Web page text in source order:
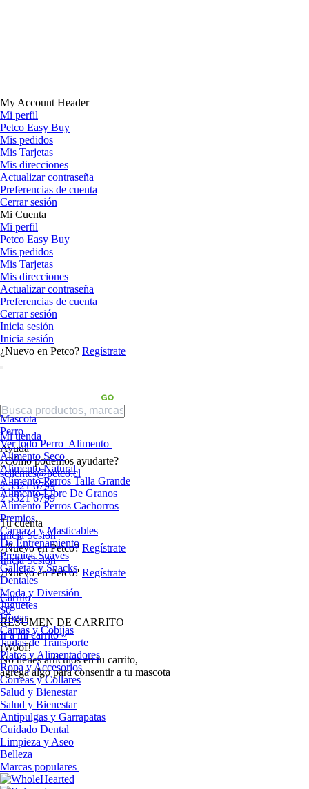
My Account Header
Mi perfil
Petco Easy Buy
Mis pedidos
Mis Tarjetas
Mis direcciones
Actualizar contraseña
Preferencias de cuenta
Cerrar sesión
Mi Cuenta
Mi perfil
Petco Easy Buy
Mis pedidos
Mis Tarjetas
Mis direcciones
Actualizar contraseña
Preferencias de cuenta
Cerrar sesión
Inicia sesión
Inicia sesión
¿Nuevo en Petco? Regístrate
Mi tienda
Ayuda
¿Cómo podemos ayudarte?
sclientes@petco.cl
2 3321 6799
2 3321 6799
Tu cuenta
Inicia Sesión
¿Nuevo en Petco? Regístrate
Inicia Sesión
¿Nuevo en Petco? Regístrate
Carrito
$0
RESUMEN DE CARRITO
Ir a mi carrito »
¡Woof!
No tíenes artículos en tu carrito,
agrega algo para consentir a tu mascota
Mascota
Perro
Ver todo Perro Alimento
Alimento Seco
Alimento Natural
Alimento Perros Talla Grande
Alimento Libre De Granos
Alimento Perros Cachorros
Premios
Carnaza y Masticables
De Entrenamiento
Premios Suaves
Galletas y Snacks
Dentales
Moda y Diversión
Juguetes
Hogar
Camas y Cobijas
Jaulas de Transporte
Platos y Alimentadores
Ropa y Accesorios
Correas y Collares
Salud y Bienestar
Salud y Bienestar
Antipulgas y Garrapatas
Cuidado Dental
Limpieza y Aseo
Belleza
Marcas populares